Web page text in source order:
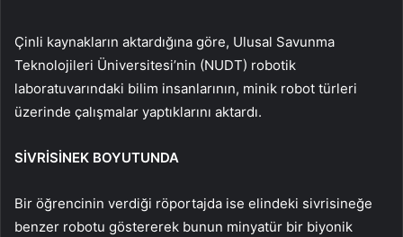
Çinli kaynakların aktardığına göre, Ulusal Savunma
Teknolojileri Üniversitesi’nin (NUDT) robotik
laboratuvarındaki bilim insanlarının, minik robot türleri
üzerinde çalışmalar yaptıklarını aktardı.
SİVRİSİNEK BOYUTUNDA
Bir öğrencinin verdiği röportajda ise elindeki sivrisineğe
benzer robotu göstererek bunun minyatür bir biyonik